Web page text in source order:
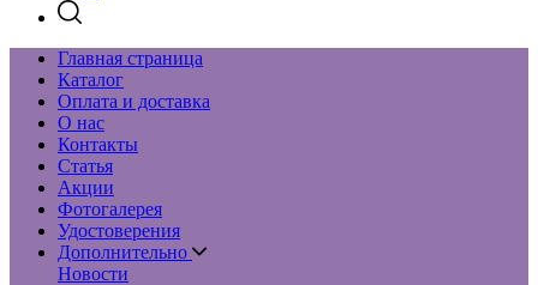
Главная страница
Каталог
Оплата и доставка
О нас
Контакты
Статья
Акции
Фотогалерея
Удостоверения
Дополнительно
Новости